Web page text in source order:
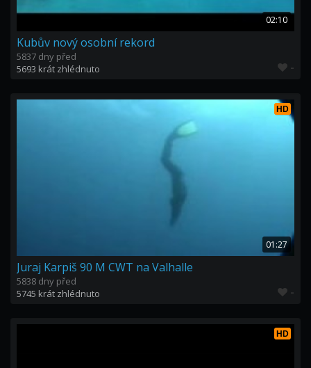
02:10
Kubův nový osobní rekord
5837 dny před
5693 krát zhlédnuto
-
HD
01:27
Juraj Karpiš 90 M CWT na Valhalle
5838 dny před
5745 krát zhlédnuto
-
HD